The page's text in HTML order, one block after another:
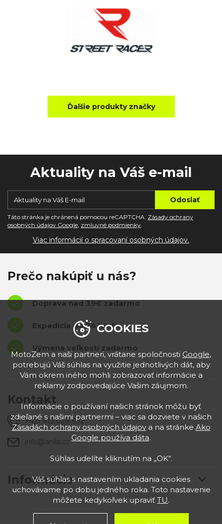
Ďalšie produkty značky
Aktuality na Váš e-mail
Táto stránka je chránená pomocou reCAPTCHA. Zásady ochrany
osobných údajov Google zmluvné podmienky
Viac informácií o spracovaní osobných údajov.
Prečo nakúpiť u nás?
Doprava nad 39€ zadarmo
Expedícia do 24 hodín
Výmena veľkostí zadarmo
Informácie
Kontakt
+421 412 028 932
info@anila.cz
COOKIES
MotoZem a naši partneri, vrátane spoločnosti Google,
potrebujú Váš súhlas na využitie jednotlivých dát, aby
Vám okrem iného mohli zobrazovať informácie a
reklamy zodpovedajúce Vašim záujmom.
Informácie o používaní našich stránok môžu byť
zdieľané s našimi partnermi – viac sa dozviete v našich
Zásadách ochrany osobných údajova na stránke Ako
Google používa dáta.
Súhlas udelíte kliknutím na „OK“.
Váš súhlas s nastavením ukladania cookies
uchovávame po dobu jedného roka. Toto nastavenie
môžete kedykoľvek upraviť TU.